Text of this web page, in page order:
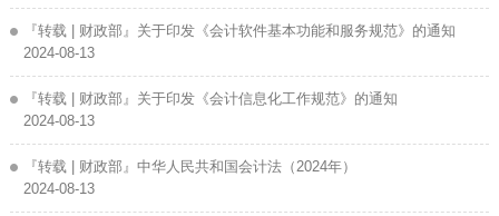
『转载 | 财政部』关于印发《会计软件基本功能和服务规范》的通知
2024-08-13
『转载 | 财政部』关于印发《会计信息化工作规范》的通知
2024-08-13
『转载 | 财政部』中华人民共和国会计法（2024年）
2024-08-13